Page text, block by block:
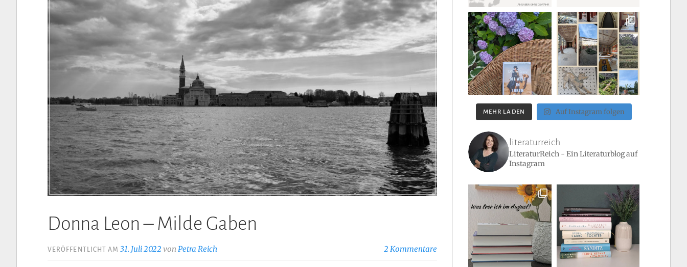
Donna Leon – Milde Gaben
VERÖFFENTLICHT AM 31. Juli 2022 von Petra Reich 2 Kommentare
MEHR LADEN Auf Instagram folgen
literaturreich
LiteraturReich - Ein Literaturblog auf
Instagram